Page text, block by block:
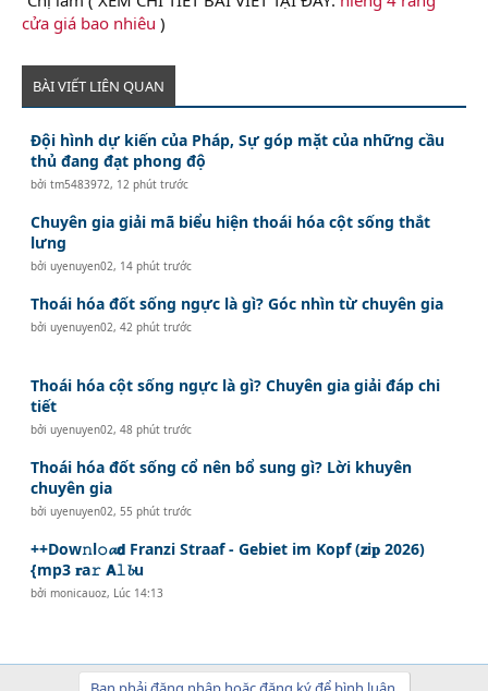
cửa giá bao nhiêu )
BÀI VIẾT LIÊN QUAN
Đội hình dự kiến của Pháp, Sự góp mặt của những cầu
thủ đang đạt phong độ
bởitm5483972, 12 phút trước
Chuyên gia giải mã biểu hiện thoái hóa cột sống thắt
lưng
bởiuyenuyen02, 14 phút trước
Thoái hóa đốt sống ngực là gì? Góc nhìn từ chuyên gia
bởiuyenuyen02,42 phút trước
Thoái hóa cột sống ngực là gì? Chuyên gia giải đáp chi
tiết
bởiuyenuyen02,48 phút trước
Thoái hóa đốt sống cổ nên bổ sung gì? Lời khuyên
chuyên gia
bởiuyenuyen02, 55 phút trước
++Dow𝚗l𝚘𝓪𝗱 Franzi Straaf - Gebiet im Kopf (𝘇i𝐩 2026)
{mp3 𝐫a𝚛 𝗔𝚕𝓫u
bởimonicauoz, Lúc 14:13